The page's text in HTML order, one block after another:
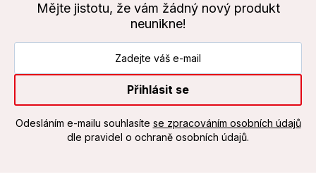
Mějte jistotu, že vám žádný nový produkt
neunikne!
Přihlásit se
Odesláním e-mailu souhlasíte se zpracováním osobních údajů
dle pravidel o ochraně osobních údajů.